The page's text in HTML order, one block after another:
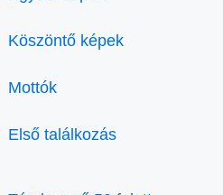
Köszöntő képek
Mottók
Első találkozás